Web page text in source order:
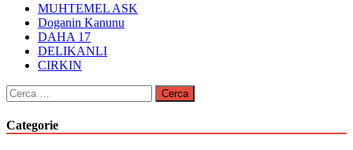
MUHTEMEL ASK
Doganin Kanunu
DAHA 17
DELIKANLI
CIRKIN
Ricerca
per:
Categorie